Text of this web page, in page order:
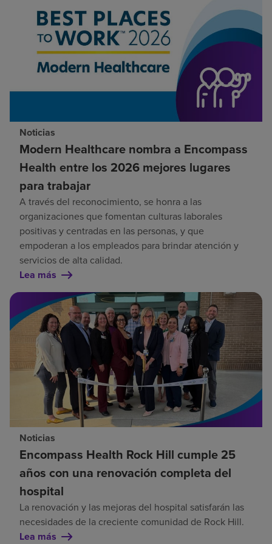
Noticias
Modern Healthcare nombra a Encompass
Health entre los 2026 mejores lugares
para trabajar
A través del reconocimiento, se honra a las
organizaciones que fomentan culturas laborales
positivas y centradas en las personas, y que
empoderan a los empleados para brindar atención y
servicios de alta calidad.
Lea más
Noticias
Encompass Health Rock Hill cumple 25
años con una renovación completa del
hospital
La renovación y las mejoras del hospital satisfarán las
necesidades de la creciente comunidad de Rock Hill.
Lea más